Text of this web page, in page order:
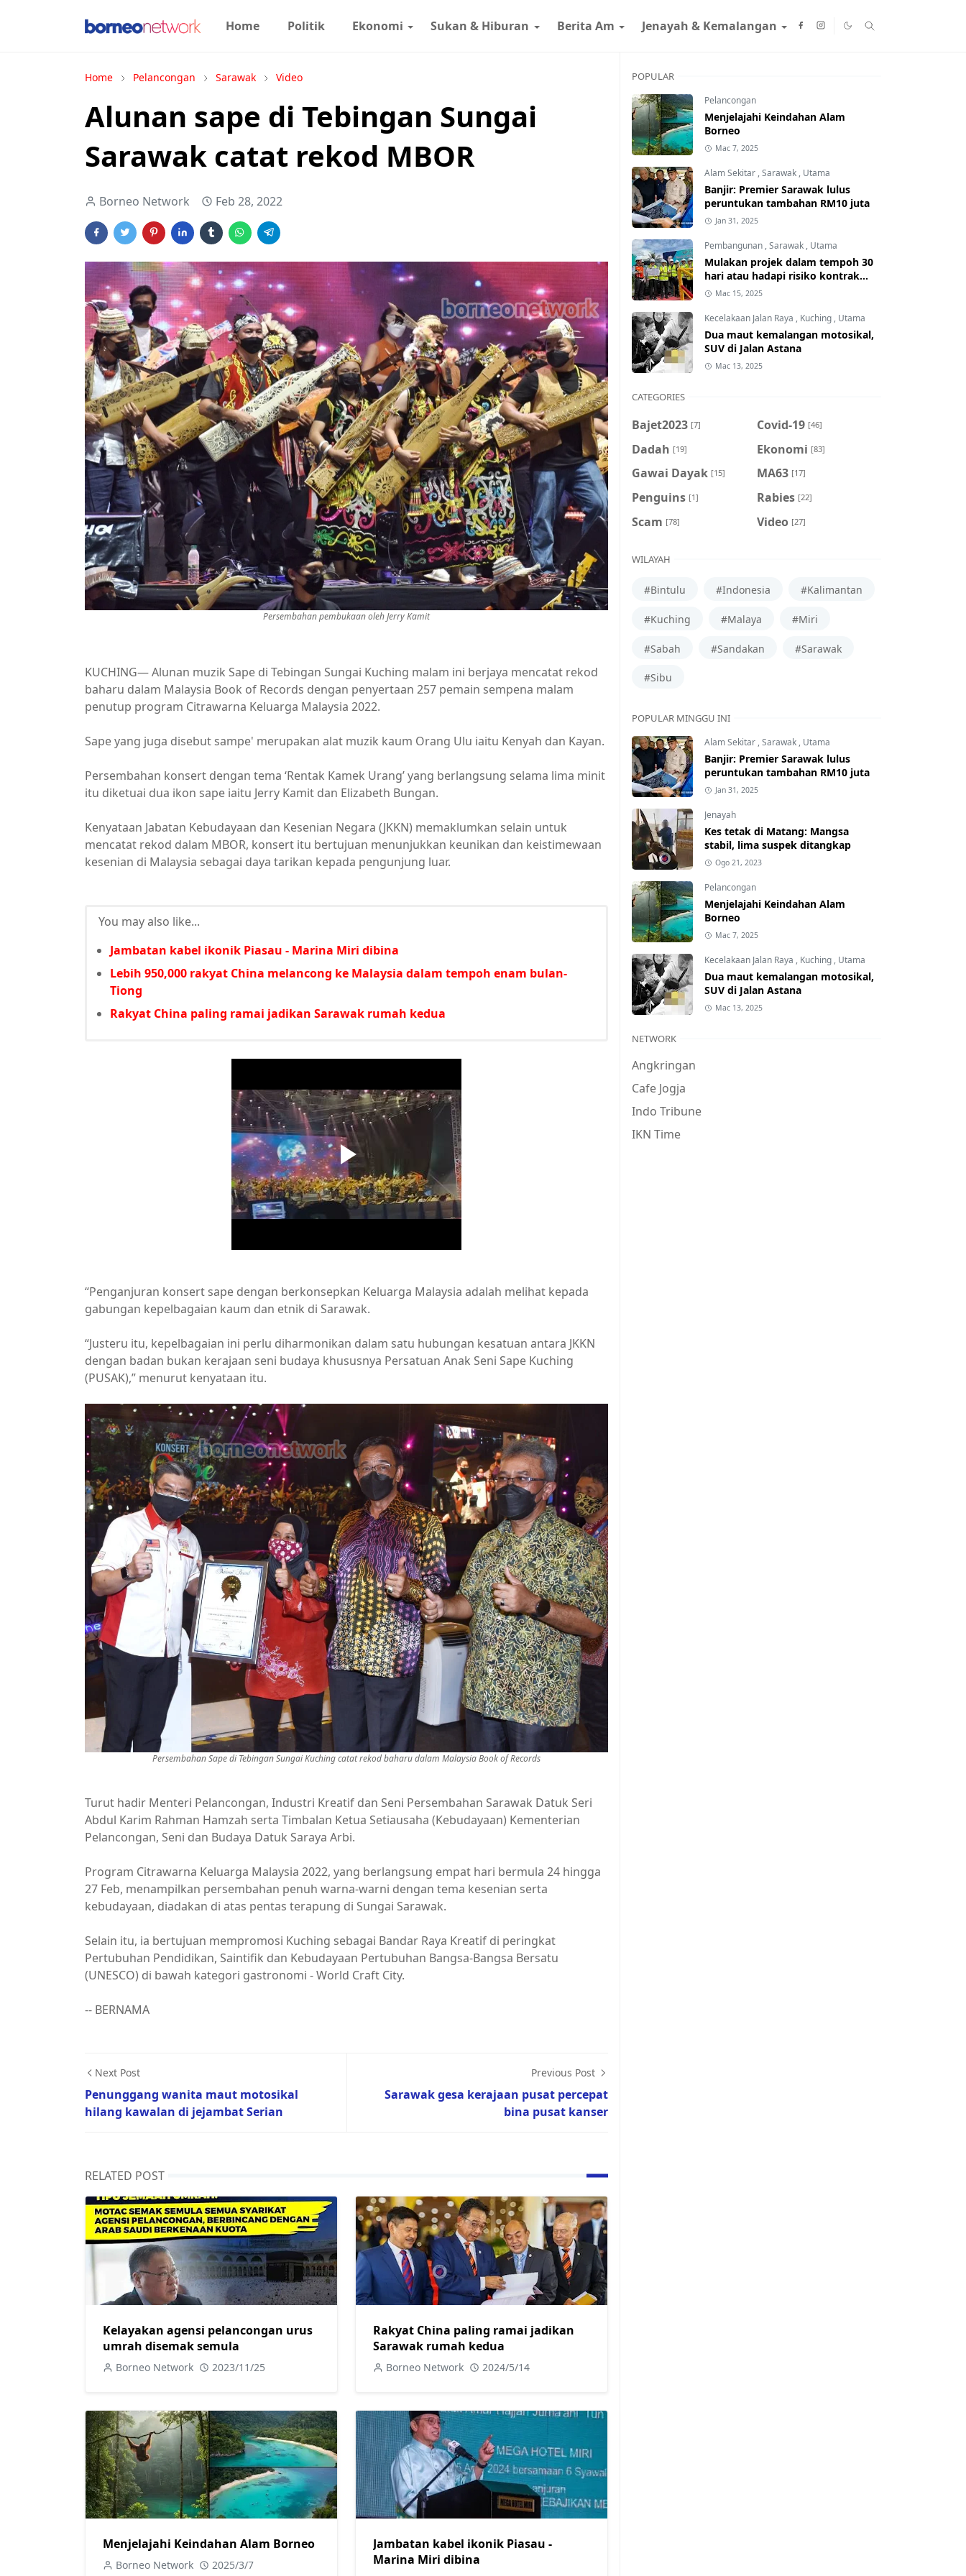
Home Politik Ekonomi Sukan & Hiburan Berita Am Jenayah & Kemalangan
Home Pelancongan Sarawak Video
Alunan sape di Tebingan Sungai
Sarawak catat rekod MBOR
Borneo Network Feb 28, 2022
Persembahan pembukaan oleh Jerry Kamit
KUCHING— Alunan muzik Sape di Tebingan Sungai Kuching malam ini berjaya mencatat rekod
baharu dalam Malaysia Book of Records dengan penyertaan 257 pemain sempena malam
penutup program Citrawarna Keluarga Malaysia 2022.
Sape yang juga disebut sampe' merupakan alat muzik kaum Orang Ulu iaitu Kenyah dan Kayan.
Persembahan konsert dengan tema ‘Rentak Kamek Urang’ yang berlangsung selama lima minit
itu diketuai dua ikon sape iaitu Jerry Kamit dan Elizabeth Bungan.
Kenyataan Jabatan Kebudayaan dan Kesenian Negara (JKKN) memaklumkan selain untuk
mencatat rekod dalam MBOR, konsert itu bertujuan menunjukkan keunikan dan keistimewaan
kesenian di Malaysia sebagai daya tarikan kepada pengunjung luar.
You may also like...
Jambatan kabel ikonik Piasau - Marina Miri dibina
Lebih 950,000 rakyat China melancong ke Malaysia dalam tempoh enam bulan-
Tiong
Rakyat China paling ramai jadikan Sarawak rumah kedua
“Penganjuran konsert sape dengan berkonsepkan Keluarga Malaysia adalah melihat kepada
gabungan kepelbagaian kaum dan etnik di Sarawak.
“Justeru itu, kepelbagaian ini perlu diharmonikan dalam satu hubungan kesatuan antara JKKN
dengan badan bukan kerajaan seni budaya khususnya Persatuan Anak Seni Sape Kuching
(PUSAK),” menurut kenyataan itu.
Persembahan Sape di Tebingan Sungai Kuching catat rekod baharu dalam Malaysia Book of Records
Turut hadir Menteri Pelancongan, Industri Kreatif dan Seni Persembahan Sarawak Datuk Seri
Abdul Karim Rahman Hamzah serta Timbalan Ketua Setiausaha (Kebudayaan) Kementerian
Pelancongan, Seni dan Budaya Datuk Saraya Arbi.
Program Citrawarna Keluarga Malaysia 2022, yang berlangsung empat hari bermula 24 hingga
27 Feb, menampilkan persembahan penuh warna-warni dengan tema kesenian serta
kebudayaan, diadakan di atas pentas terapung di Sungai Sarawak.
Selain itu, ia bertujuan mempromosi Kuching sebagai Bandar Raya Kreatif di peringkat
Pertubuhan Pendidikan, Saintifik dan Kebudayaan Pertubuhan Bangsa-Bangsa Bersatu
(UNESCO) di bawah kategori gastronomi - World Craft City.
-- BERNAMA
Next Post
Penunggang wanita maut motosikal
hilang kawalan di jejambat Serian
Previous Post
Sarawak gesa kerajaan pusat percepat
bina pusat kanser
RELATED POST
Kelayakan agensi pelancongan urus
umrah disemak semula
Borneo Network 2023/11/25
Rakyat China paling ramai jadikan
Sarawak rumah kedua
Borneo Network 2024/5/14
Menjelajahi Keindahan Alam Borneo
Borneo Network 2025/3/7
Jambatan kabel ikonik Piasau -
Marina Miri dibina
POPULAR
Pelancongan
Menjelajahi Keindahan Alam
Borneo
Mac 7, 2025
Alam Sekitar ,Sarawak , Utama
Banjir: Premier Sarawak lulus
peruntukan tambahan RM10 juta
Jan 31, 2025
Pembangunan ,Sarawak , Utama
Mulakan projek dalam tempoh 30
hari atau hadapi risiko kontrak
ditamatkan
Mac 15, 2025
Kecelakaan Jalan Raya , Kuching , Utama
Dua maut kemalangan motosikal,
SUV di Jalan Astana
Mac 13, 2025
CATEGORIES
Bajet2023 [7] Covid-19 [46]
Dadah [19] Ekonomi [83]
Gawai Dayak [15] MA63 [17]
Penguins [1] Rabies [22]
Scam [78] Video [27]
WILAYAH
#Bintulu #Indonesia #Kalimantan
#Kuching #Malaya #Miri
#Sabah #Sandakan #Sarawak
#Sibu
POPULAR MINGGU INI
Alam Sekitar ,Sarawak , Utama
Banjir: Premier Sarawak lulus
peruntukan tambahan RM10 juta
Jan 31, 2025
Jenayah
Kes tetak di Matang: Mangsa
stabil, lima suspek ditangkap
Ogo 21, 2023
Pelancongan
Menjelajahi Keindahan Alam
Borneo
Mac 7, 2025
Kecelakaan Jalan Raya , Kuching , Utama
Dua maut kemalangan motosikal,
SUV di Jalan Astana
Mac 13, 2025
NETWORK
Angkringan
Cafe Jogja
Indo Tribune
IKN Time